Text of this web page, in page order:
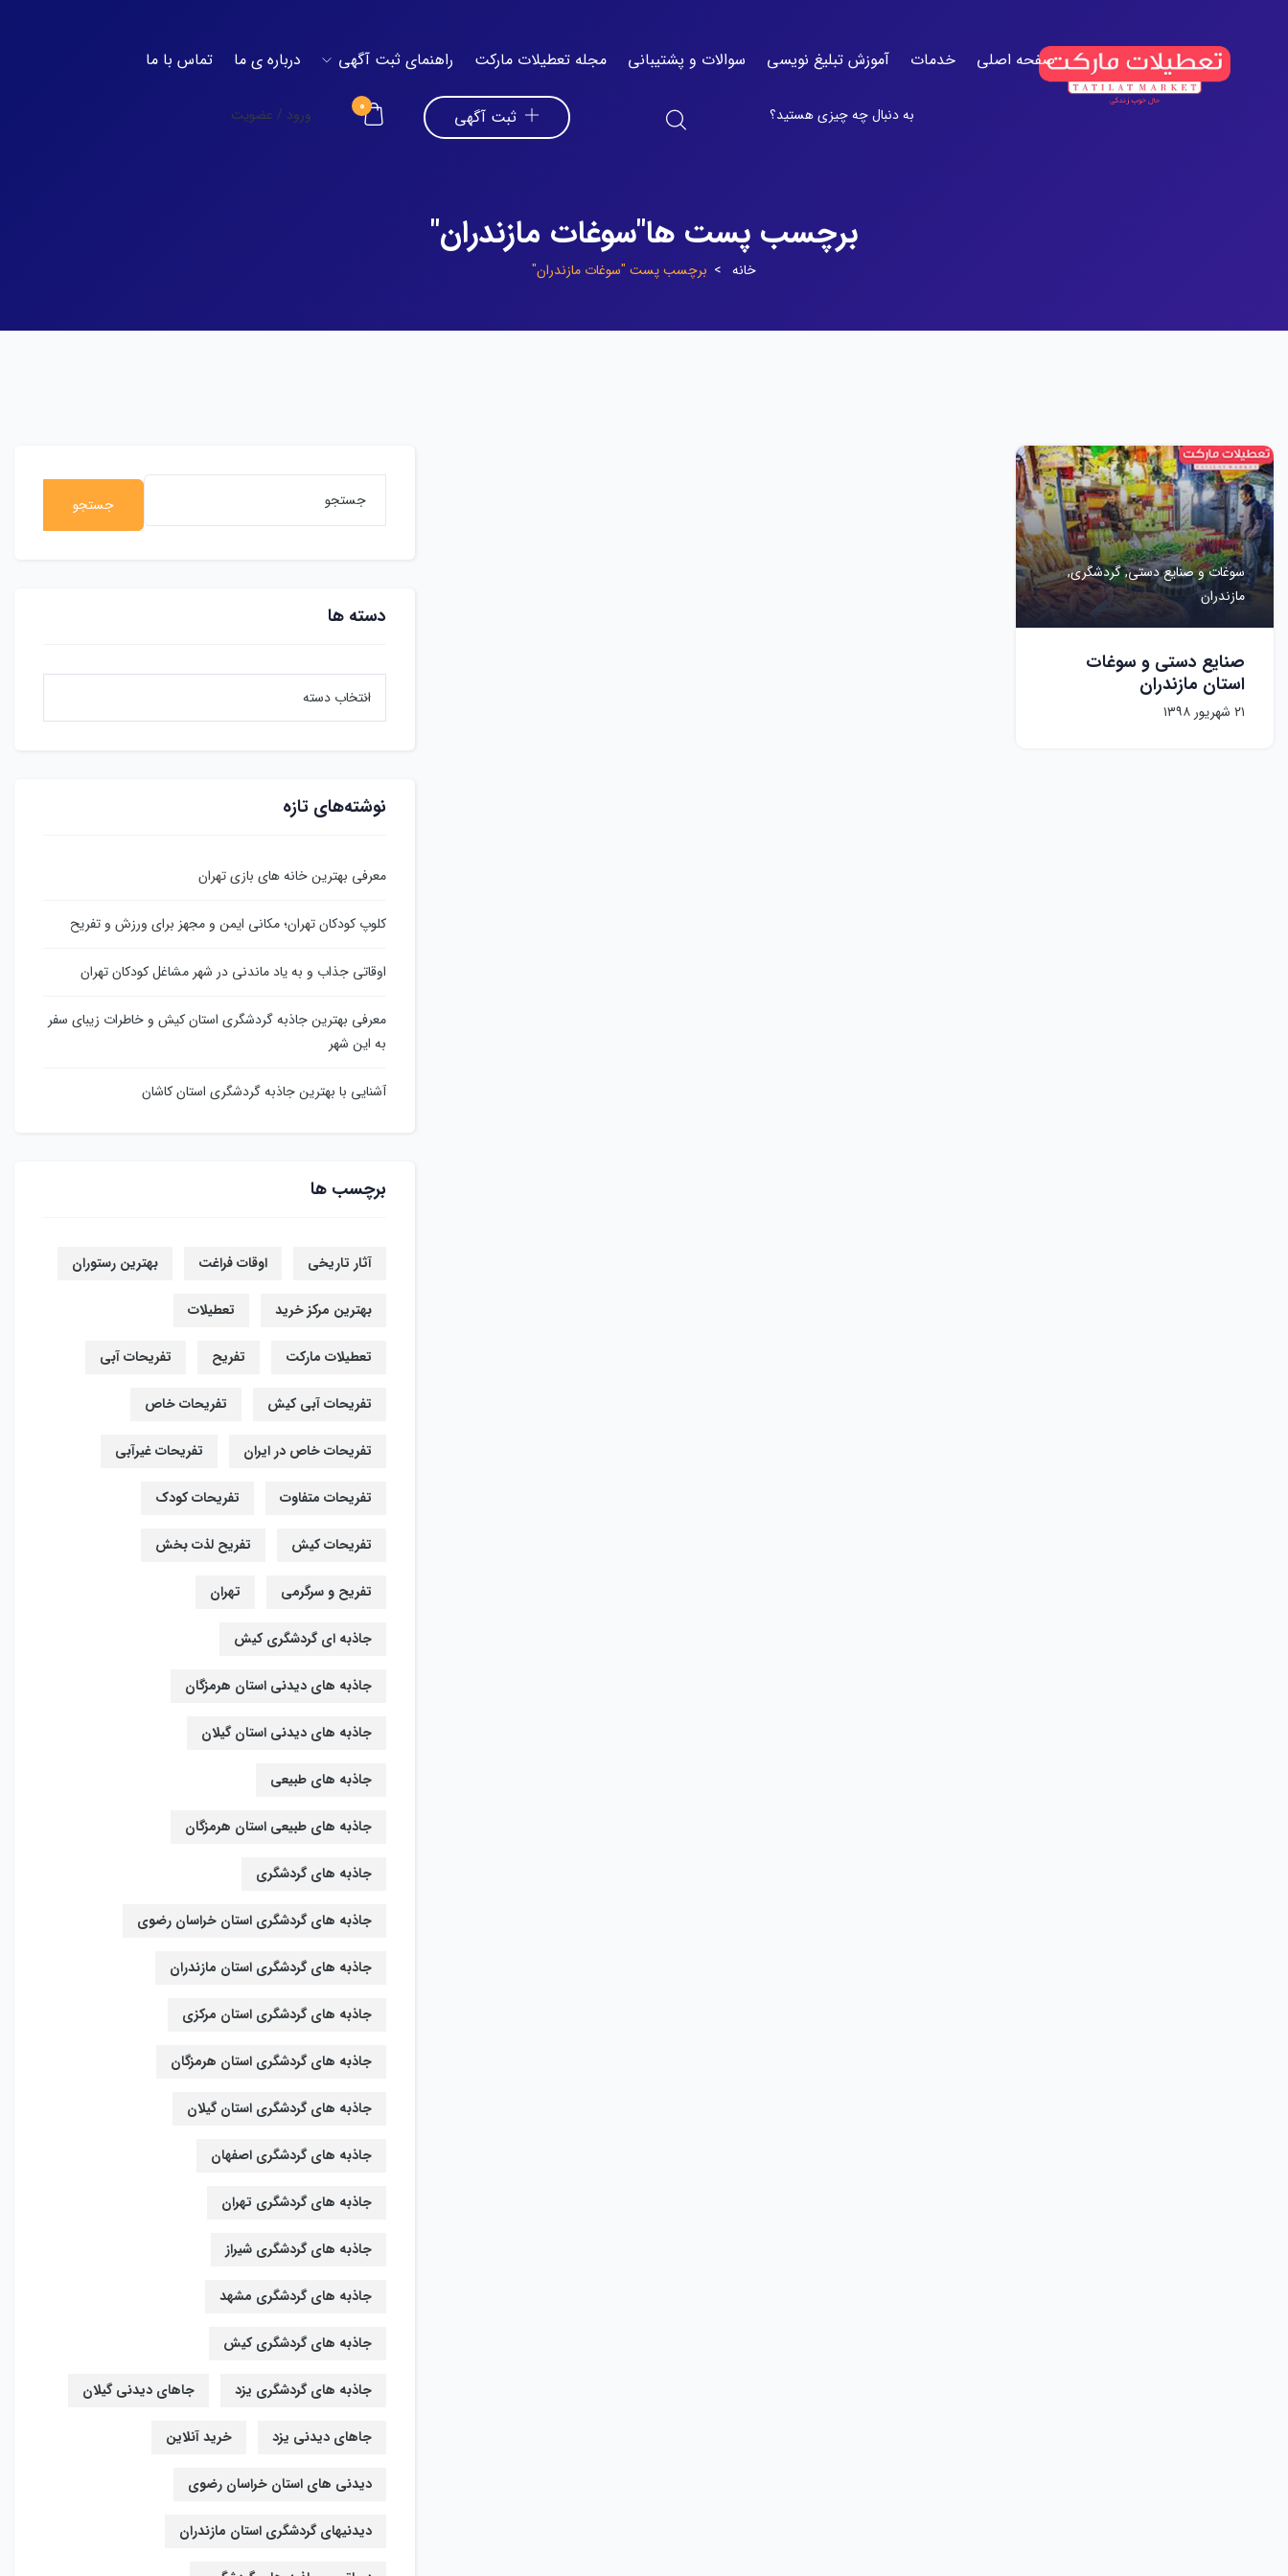
صفحه اصلی خدمات آموزش تبلیغ نویسی سوالات و پشتیبانی مجله تعطیلات مارکت راهنمای ثبت آگهی درباره ی ما تماس با ما
ثبت آگهی 0 ورود / عضویت
برچسب پست ها"سوغات مازندران"
خانه برچسب پست "سوغات مازندران"
سوغات و صنایع دستی,گردشگری,
مازندران
صنایع دستی و سوغات
استان مازندران
۲۱ شهریور ۱۳۹۸
جستجو
دسته ها
نوشته‌های تازه
معرفی بهترین خانه های بازی تهران
کلوپ کودکان تهران؛ مکانی ایمن و مجهز برای ورزش و تفریح
اوقاتی جذاب و به یاد ماندنی در شهر مشاغل کودکان تهران
معرفی بهترین جاذبه گردشگری استان کیش و خاطرات زیبای سفر
به این شهر
آشنایی با بهترین جاذبه گردشگری استان کاشان
برچسب ها
آثار تاریخی اوقات فراغت بهترین رستوران
بهترین مرکز خرید تعطیلات
تعطیلات مارکت تفریح تفریحات آبی
تفریحات آبی کیش تفریحات خاص
تفریحات خاص در ایران تفریحات غیرآبی
تفریحات متفاوت تفریحات کودک
تفریحات کیش تفریح لذت بخش
تفریح و سرگرمی تهران
جاذبه ای گردشگری کیش
جاذبه های دیدنی استان هرمزگان
جاذبه های دیدنی استان گیلان
جاذبه های طبیعی
جاذبه های طبیعی استان هرمزگان
جاذبه های گردشگری
جاذبه های گردشگری استان خراسان رضوی
جاذبه های گردشگری استان مازندران
جاذبه های گردشگری استان مرکزی
جاذبه های گردشگری استان هرمزگان
جاذبه های گردشگری استان گیلان
جاذبه های گردشگری اصفهان
جاذبه های گردشگری تهران
جاذبه های گردشگری شیراز
جاذبه های گردشگری مشهد
جاذبه های گردشگری کیش
جاذبه های گردشگری یزد جاهای دیدنی گیلان
جاهای دیدنی یزد خرید آنلاین
دیدنی های استان خراسان رضوی
دیدنیهای گردشگری استان مازندران